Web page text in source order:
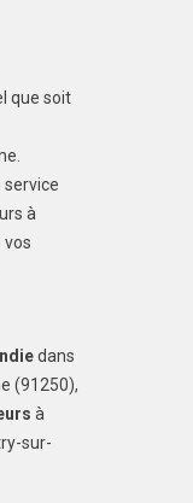
que soit
service
à
vos
dans
(91250),
à
sur-